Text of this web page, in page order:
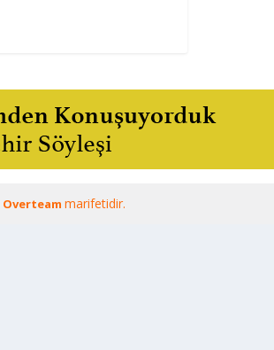
Overteammarifetidir.